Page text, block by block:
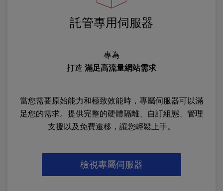
託管專用伺服器
專為
打造 滿足高流量網站需求
當您需要原始能力和極致效能時，專屬伺服器可以滿
足您的需求。提供完整的硬體隔離、自訂組態、管理
支援以及免費遷移，讓您輕鬆上手。
檢視專屬伺服器